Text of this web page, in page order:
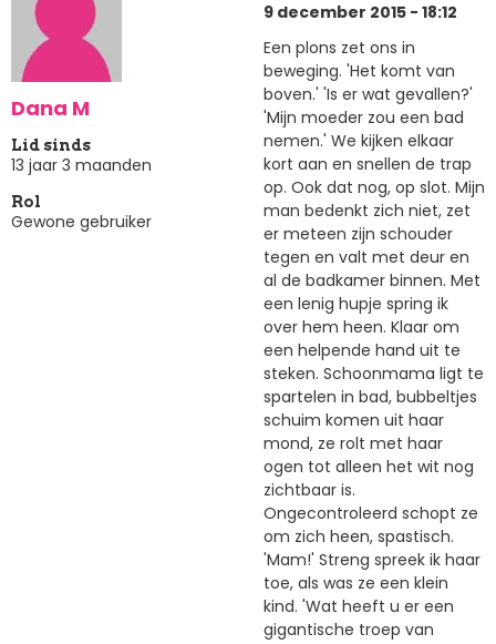
Dana M
Lid sinds
13 jaar 3 maanden
Rol
Gewone gebruiker
9 december 2015 - 18:12
Een plons zet ons in
beweging. 'Het komt van
boven.' 'Is er wat gevallen?'
'Mijn moeder zou een bad
nemen.' We kijken elkaar
kort aan en snellen de trap
op. Ook dat nog, op slot. Mijn
man bedenkt zich niet, zet
er meteen zijn schouder
tegen en valt met deur en
al de badkamer binnen. Met
een lenig hupje spring ik
over hem heen. Klaar om
een helpende hand uit te
steken. Schoonmama ligt te
spartelen in bad, bubbeltjes
schuim komen uit haar
mond, ze rolt met haar
ogen tot alleen het wit nog
zichtbaar is.
Ongecontroleerd schopt ze
om zich heen, spastisch.
'Mam!' Streng spreek ik haar
toe, als was ze een klein
kind. 'Wat heeft u er een
gigantische troep van